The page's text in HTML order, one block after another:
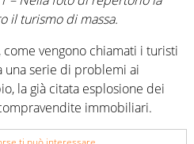
il turismo di massa.
come vengono chiamati i turisti
una serie di problemi ai
la già citata esplosione dei
immobiliari.